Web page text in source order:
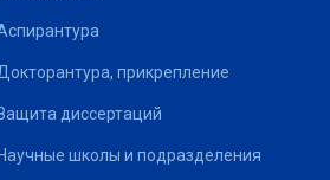
прикрепление
диссертаций
Научные школы и подразделения